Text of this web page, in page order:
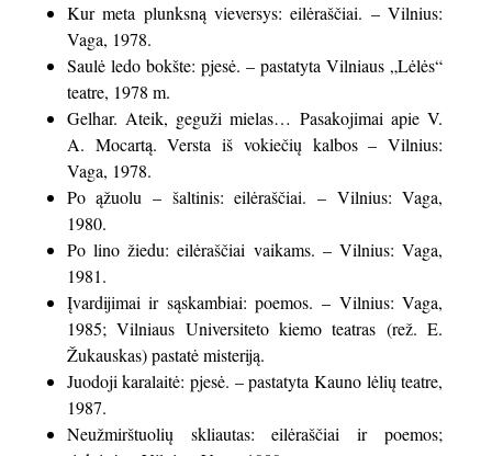
Kur meta plunksną vieversys: eilėraščiai. – Vilnius:
Vaga, 1978.
Saulė ledo bokšte: pjesė. – pastatyta Vilniaus „Lėlės“
teatre, 1978 m.
Gelhar. Ateik, geguži mielas… Pasakojimai apie V.
A. Mocartą. Versta iš vokiečių kalbos – Vilnius:
Vaga, 1978.
Po ąžuolu – šaltinis: eilėraščiai. – Vilnius: Vaga,
1980.
Po lino žiedu: eilėraščiai vaikams. – Vilnius: Vaga,
1981.
Įvardijimai ir sąskambiai: poemos. – Vilnius: Vaga,
1985; Vilniaus Universiteto kiemo teatras (rež. E.
Žukauskas) pastatė misteriją.
Juodoji karalaitė: pjesė. – pastatyta Kauno lėlių teatre,
1987.
Neužmirštuolių skliautas: eilėraščiai ir poemos;